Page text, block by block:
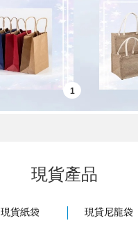
現貨產品
現貨紙袋 現貸尼龍袋